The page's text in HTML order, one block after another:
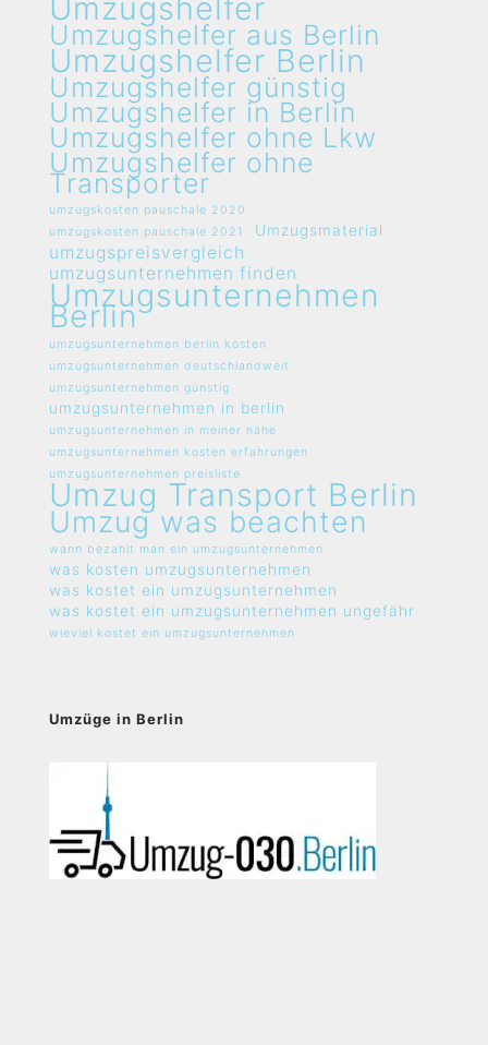
Umzugshelfer
Umzugshelfer aus Berlin
Umzugshelfer Berlin
Umzugshelfer günstig
Umzugshelfer in Berlin
Umzugshelfer ohne Lkw
Umzugshelfer ohne
Transporter
umzugskosten pauschale 2020
umzugskosten pauschale 2021
Umzugsmaterial
umzugspreisvergleich
umzugsunternehmen finden
Umzugsunternehmen
Berlin
umzugsunternehmen berlin kosten
umzugsunternehmen deutschlandweit
umzugsunternehmen günstig
umzugsunternehmen in berlin
umzugsunternehmen in meiner nähe
umzugsunternehmen kosten erfahrungen
umzugsunternehmen preisliste
Umzug Transport Berlin
Umzug was beachten
wann bezahlt man ein umzugsunternehmen
was kosten umzugsunternehmen
was kostet ein umzugsunternehmen
was kostet ein umzugsunternehmen ungefähr
wieviel kostet ein umzugsunternehmen
Umzüge in Berlin